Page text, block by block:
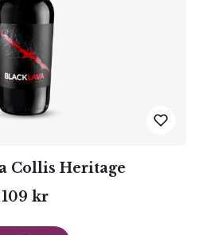
Collis Heritage
109 kr